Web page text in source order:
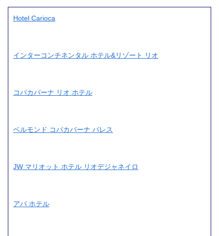
Hotel Carioca
インターコンチネンタル ホテル&リゾート リオ
コパカバーナ リオ ホテル
ベルモンド コパカバーナ パレス
JW マリオット ホテル リオデジャネイロ
アパ ホテル